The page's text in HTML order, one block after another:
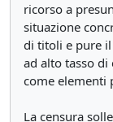
ricorso a
situazione
di titoli e pure
ad alto tasso di
come elementi
La censura